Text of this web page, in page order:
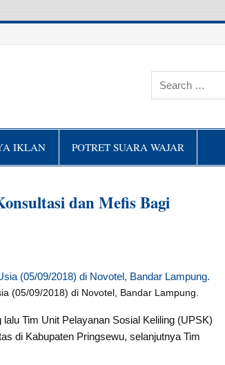
IKLAN POTRET SUARA WAJAR
dan Mefis Bagi
(05/09/2018) di Novotel, Bandar Lampung.
Tim Unit Pelayanan Sosial Keliling (UPSK)
di Kabupaten Pringsewu, selanjutnya Tim